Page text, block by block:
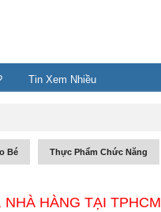
Tin Xem Nhiều
Bé Thực Phẩm Chức Năng
HÀNG TẠI